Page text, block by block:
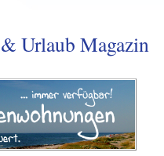
Urlaub Magazin